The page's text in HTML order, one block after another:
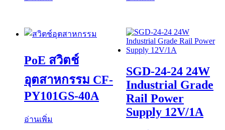
PoE สวิตช์
อุตสาหกรรม CF-
PY101GS-40A
อ่านเพิ่ม
SGD-24-24 24W
Industrial Grade
Rail Power
Supply 12V/1A